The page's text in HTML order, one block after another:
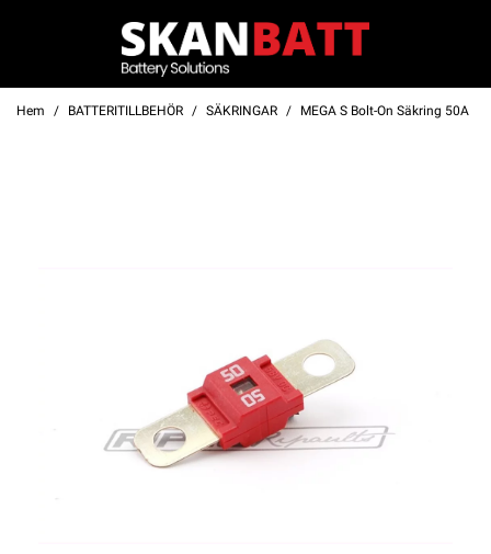
Hem BATTERITILLBEHÖR SÄKRINGAR MEGA S Bolt-On Säkring 50A